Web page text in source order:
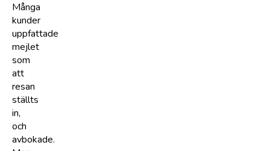
Många
kunder
uppfattade
mejlet
som
att
resan
ställts
in,
och
avbokade.